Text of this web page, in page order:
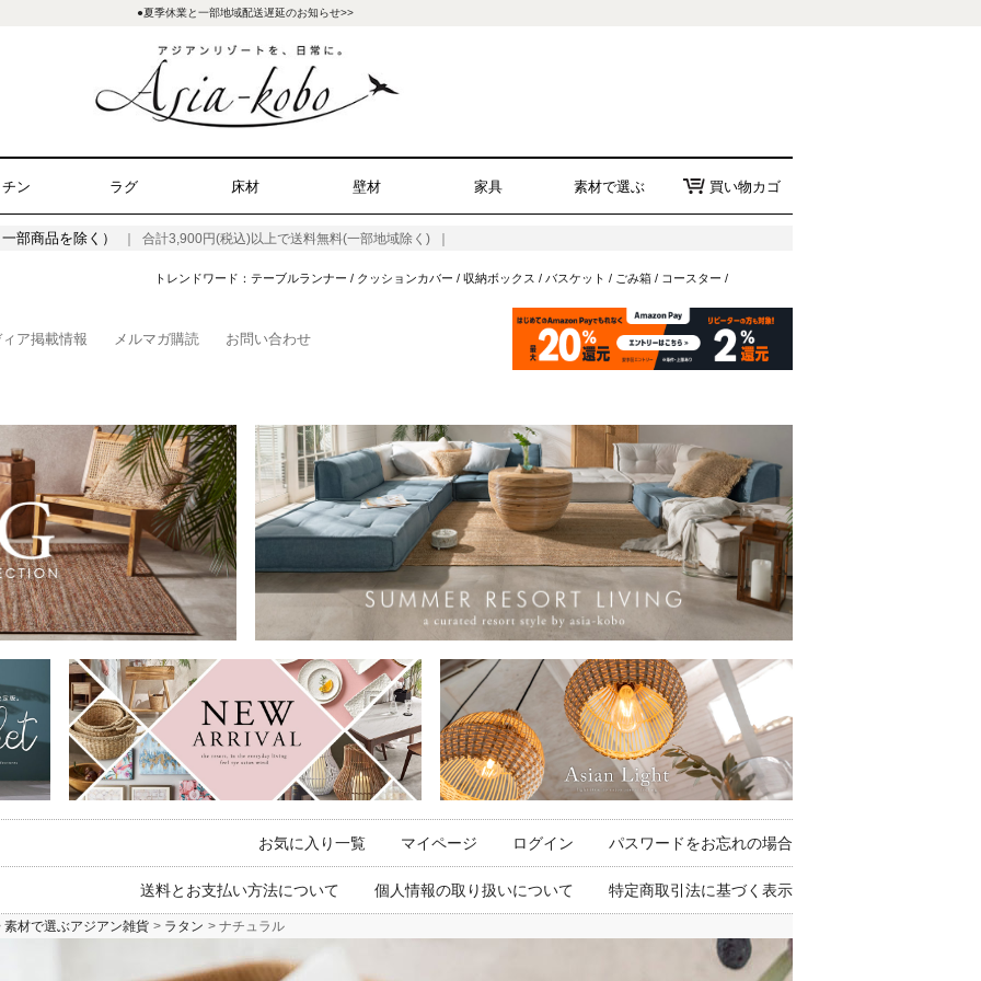
●夏季休業と一部地域配送遅延のお知らせ>>
ン ラグ 床材 壁材 家具 素材で選ぶ 買い物カゴ
部商品を除く） ｜ 合計3,900円(税込)以上で送料無料(一部地域除く) ｜
トレンドワード： テーブルランナー / クッションカバー / 収納ボックス / バスケット / ごみ箱/ コースター /
ア掲載情報 メルマガ購読 お問い合わせ
お気に入り一覧 マイページ ログイン パスワードをお忘れの場合
送料とお支払い方法について 個人情報の取り扱いについて 特定商取引法に基づく表示
素材で選ぶアジアン雑貨 ラタン ナチュラル